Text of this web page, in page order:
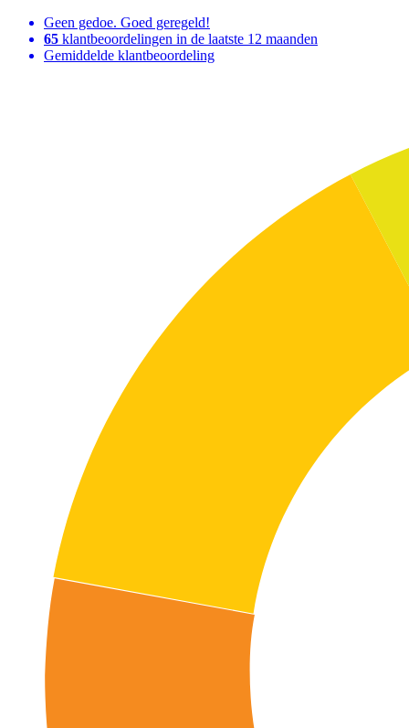
Geen gedoe. Goed geregeld!
65 klantbeoordelingen in de laatste 12 maanden
Gemiddelde klantbeoordeling